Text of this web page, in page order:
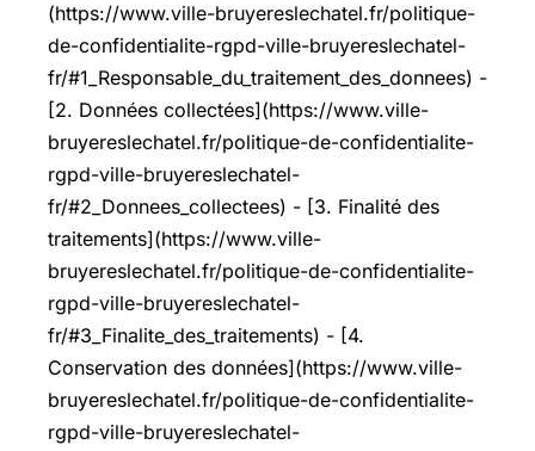
(https://www.ville-bruyereslechatel.fr/politique-
de-confidentialite-rgpd-ville-bruyereslechatel-
fr/#1_Responsable_du_traitement_des_donnees) -
[2. Données collectées](https://www.ville-
bruyereslechatel.fr/politique-de-confidentialite-
rgpd-ville-bruyereslechatel-
fr/#2_Donnees_collectees) - [3. Finalité des
traitements](https://www.ville-
bruyereslechatel.fr/politique-de-confidentialite-
rgpd-ville-bruyereslechatel-
fr/#3_Finalite_des_traitements) - [4.
Conservation des données](https://www.ville-
bruyereslechatel.fr/politique-de-confidentialite-
rgpd-ville-bruyereslechatel-